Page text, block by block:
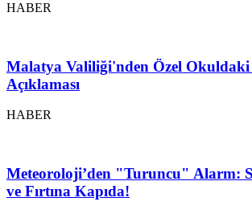
HABER
Malatya Valiliği'nden Özel
Açıklaması
HABER
Meteoroloji’den "Turuncu" Alarm:
ve Fırtına Kapıda!